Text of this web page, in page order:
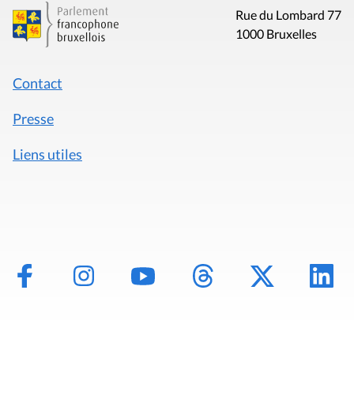
Rue du Lombard 77
1000 Bruxelles
Contact
Presse
Liens utiles